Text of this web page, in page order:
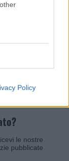
Policy
le nostre
pubblicate